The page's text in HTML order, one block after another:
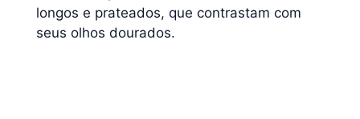
longos e prateados, que contrastam com
seus olhos dourados.